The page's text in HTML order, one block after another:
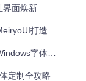
Windows 7及
作需 elevated
界面焕新
性化视觉体验
3分钟上手教程
定制全攻略